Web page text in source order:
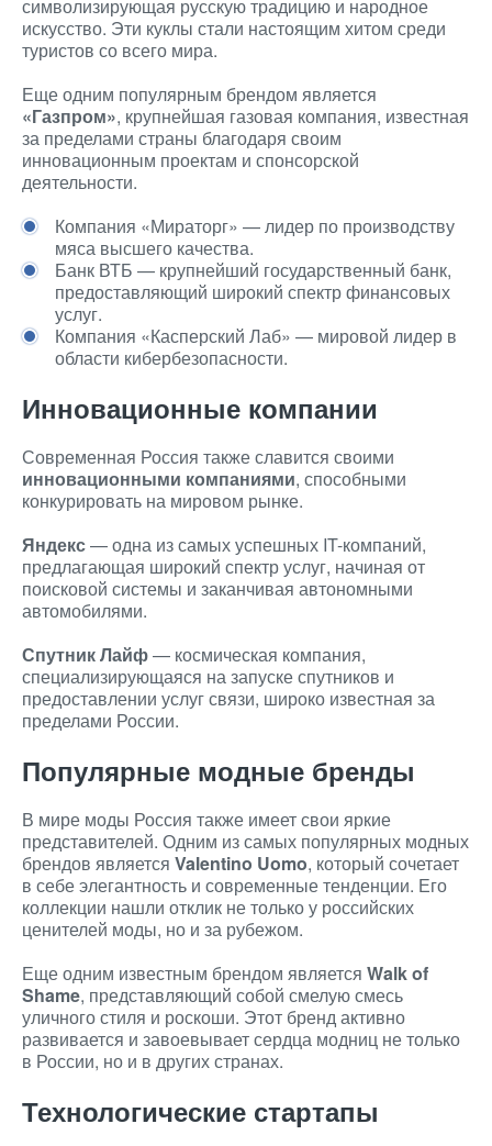
символизирующая русскую традицию и народное
искусство. Эти куклы стали настоящим хитом среди
туристов со всего мира.
Еще одним популярным брендом является
«Газпром», крупнейшая газовая компания, известная
за пределами страны благодаря своим
инновационным проектам и спонсорской
деятельности.
Компания «Мираторг» — лидер по производству
мяса высшего качества.
Банк ВТБ — крупнейший государственный банк,
предоставляющий широкий спектр финансовых
услуг.
Компания «Касперский Лаб» — мировой лидер в
области кибербезопасности.
Инновационные компании
Современная Россия также славится своими
инновационными компаниями, способными
конкурировать на мировом рынке.
Яндекс— одна из самых успешных IT-компаний,
предлагающая широкий спектр услуг, начиная от
поисковой системы и заканчивая автономными
автомобилями.
Спутник Лайф— космическая компания,
специализирующаяся на запуске спутников и
предоставлении услуг связи, широко известная за
пределами России.
Популярные модные бренды
В мире моды Россия также имеет свои яркие
представителей. Одним из самых популярных модных
брендов является Valentino Uomo, который сочетает
в себе элегантность и современные тенденции. Его
коллекции нашли отклик не только у российских
ценителей моды, но и за рубежом.
Еще одним известным брендом является Walk of
Shame, представляющий собой смелую смесь
уличного стиля и роскоши. Этот бренд активно
развивается и завоевывает сердца модниц не только
в России, но и в других странах.
Технологические стартапы